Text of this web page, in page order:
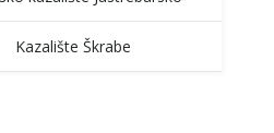
Kazalište Škrabe